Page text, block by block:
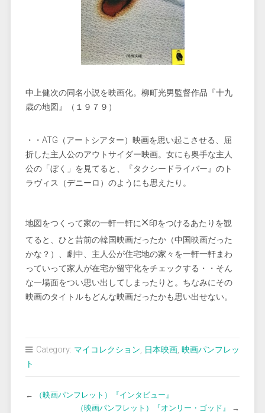
中上健次の同名小説を映画化。柳町光男監督作品『十九
歳の地図』（１９７９）
・・ATG（アートシアター）映画を思い起こさせる、屈
折した主人公のアウトサイダー映画。女にも奥手な主人
公の「ぼく」を見てると、『タクシードライバー』のト
ラヴィス（デニーロ）のようにも思えたり。
地図をつくって家の一軒一軒に×印をつけるあたりを観
てると、ひと昔前の韓国映画だったか（中国映画だった
かな？）、劇中、主人公が住宅地の家々を一軒一軒まわ
っていって家人が在宅か留守化をチェックする・・そん
な一場面をつい思い出してしまったりと。ちなみにその
映画のタイトルもどんな映画だったかも思い出せない。
Category: マイコレクション, 日本映画, 映画パンフレッ
ト
←
（映画パンフレット）『インタビュー』
（映画パンフレット）『オンリー・ゴッド』
→